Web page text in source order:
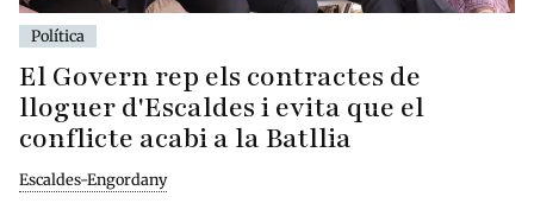
Política
El Govern rep els contractes de
lloguer d'Escaldes i evita que el
conflicte acabi a la Batllia
Escaldes-Engordany